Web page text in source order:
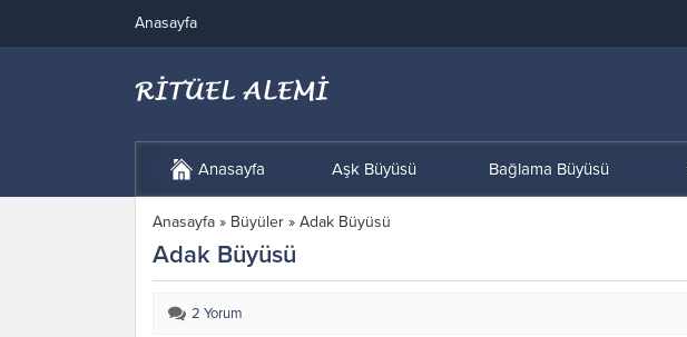
Anasayfa
Anasayfa Aşk Büyüsü Bağlama Büyüsü
Anasayfa » Büyüler » Adak Büyüsü
Adak Büyüsü
2 Yorum